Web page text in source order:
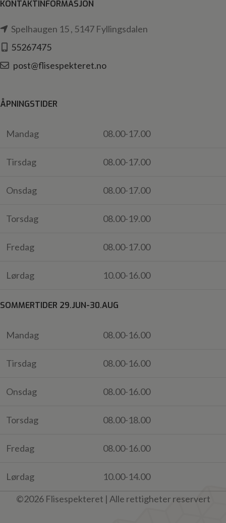
KONTAKTINFORMASJON
Spelhaugen 15 , 5147 Fyllingsdalen
55267475
post@flisespekteret.no
ÅPNINGSTIDER
Mandag 08.00-17.00
Tirsdag 08.00-17.00
Onsdag 08.00-17.00
Torsdag 08.00-19.00
Fredag 08.00-17.00
Lørdag 10.00-16.00
SOMMERTIDER 29.JUN-30.AUG
Mandag 08.00-16.00
Tirsdag 08.00-16.00
Onsdag 08.00-16.00
Torsdag 08.00-18.00
Fredag 08.00-16.00
Lørdag
10.00-14.00
©2026 Flisespekteret | Alle rettigheter reservert